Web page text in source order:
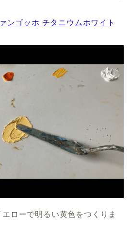
ンゴッホ チタニウムホワイト
ローで明るい黄色をつくりま